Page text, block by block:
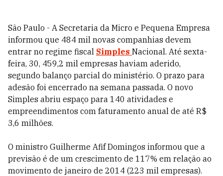
São Paulo - A Secretaria da Micro e Pequena Empresa
informou que 484 mil novas companhias devem
entrar no regime fiscal Simples Nacional. Até sexta-
feira, 30, 459,2 mil empresas haviam aderido,
segundo balanço parcial do ministério. O prazo para
adesão foi encerrado na semana passada. O novo
Simples abriu espaço para 140 atividades e
empreendimentos com faturamento anual de até R$
3,6 milhões.
O ministro Guilherme Afif Domingos informou que a
previsão é de um crescimento de 117% em relação ao
movimento de janeiro de 2014 (223 mil empresas).